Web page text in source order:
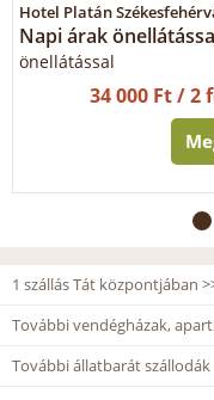
Hotel Platán
Napi árak
önellátással
34 000 Ft / 2
1 szállás Tát központjában
További vendégházak,
További állatbarát